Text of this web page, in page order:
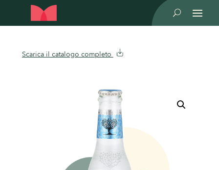
U
Scarica il catalogo completo